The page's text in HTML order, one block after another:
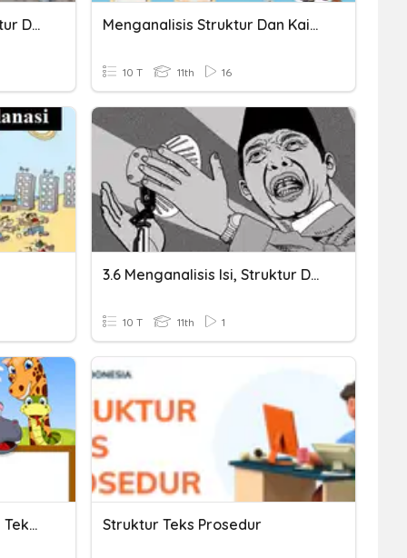
KD 3.4 Menganalisis Struktur Dan Kebahasaan Teks Eksplanasi Menganalisis Struktur Dan Kaidah Kebahasaan Teks Prosedur
10 T 11th 16
3.6 Menganalisis Isi, Struktur Dan Kebahasaan Dalam Ceramah
10 T 11th 1
Struktur Dan Kebahasaan Teks Eksposisi Struktur Teks Prosedur